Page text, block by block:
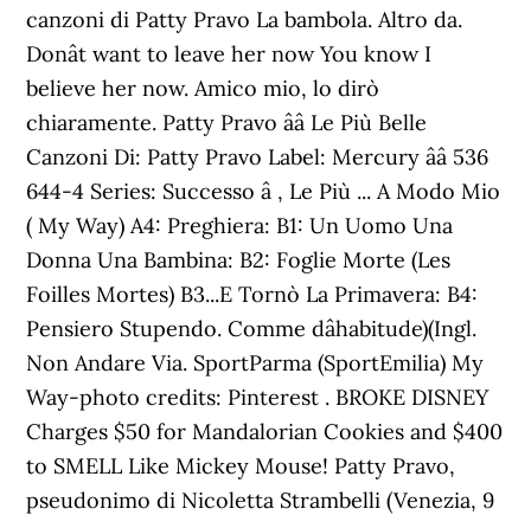
canzoni di Patty Pravo La bambola. Altro da.
Donât want to leave her now You know I
believe her now. Amico mio, lo dirò
chiaramente. Patty Pravo ââ Le Più Belle
Canzoni Di: Patty Pravo Label: Mercury ââ 536
644-4 Series: Successo â , Le Più ... A Modo Mio
( My Way) A4: Preghiera: B1: Un Uomo Una
Donna Una Bambina: B2: Foglie Morte (Les
Foilles Mortes) B3...E Tornò La Primavera: B4:
Pensiero Stupendo. Comme dâhabitude)(Ingl.
Non Andare Via. SportParma (SportEmilia) My
Way-photo credits: Pinterest . BROKE DISNEY
Charges $50 for Mandalorian Cookies and $400
to SMELL Like Mickey Mouse! Patty Pravo,
pseudonimo di Nicoletta Strambelli (Venezia, 9